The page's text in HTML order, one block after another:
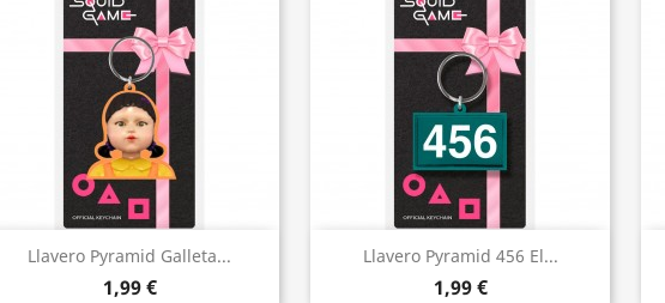
Llavero Pyramid Galleta...
1,99 €
 Vista rápida Llavero Pyramid 456 El...
1,99 €
Vista rápida